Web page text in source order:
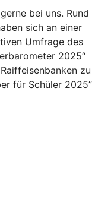
bei uns. Rund
sich an einer
Umfrage des
2025“
zu
für Schüler 2025”